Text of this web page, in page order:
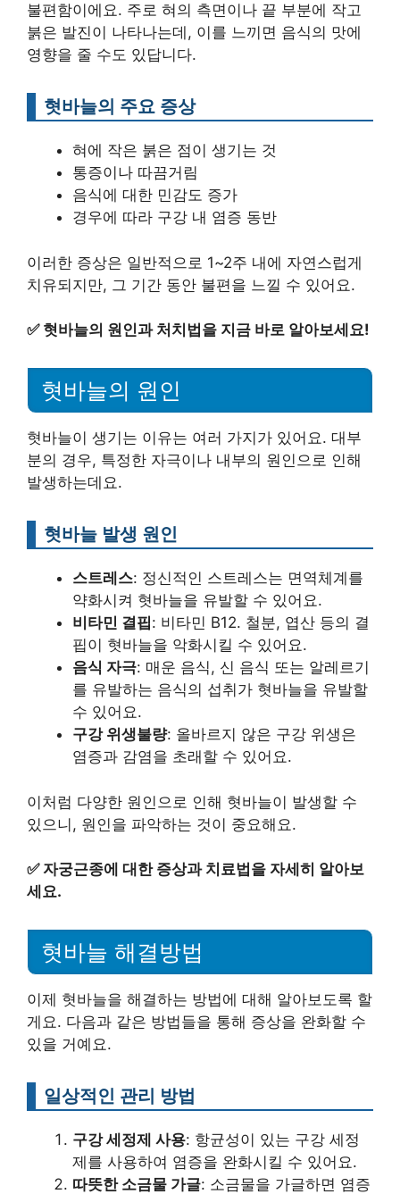
불편함이에요. 주로 혀의 측면이나 끝 부분에 작고
붉은 발진이 나타나는데, 이를 느끼면 음식의 맛에
영향을 줄 수도 있답니다.
혓바늘의 주요 증상
혀에 작은 붉은 점이 생기는 것
통증이나 따끔거림
음식에 대한 민감도 증가
경우에 따라 구강 내 염증 동반
이러한 증상은 일반적으로 1~2주 내에 자연스럽게
치유되지만, 그 기간 동안 불편을 느낄 수 있어요.
✅ 혓바늘의 원인과 처치법을 지금 바로 알아보세요!
혓바늘의 원인
혓바늘이 생기는 이유는 여러 가지가 있어요. 대부
분의 경우, 특정한 자극이나 내부의 원인으로 인해
발생하는데요.
혓바늘 발생 원인
스트레스: 정신적인 스트레스는 면역체계를
약화시켜 혓바늘을 유발할 수 있어요.
비타민 결핍: 비타민 B12. 철분, 엽산 등의 결
핍이 혓바늘을 악화시킬 수 있어요.
음식 자극: 매운 음식, 신 음식 또는 알레르기
를 유발하는 음식의 섭취가 혓바늘을 유발할
수 있어요.
구강 위생불량: 올바르지 않은 구강 위생은
염증과 감염을 초래할 수 있어요.
이처럼 다양한 원인으로 인해 혓바늘이 발생할 수
있으니, 원인을 파악하는 것이 중요해요.
✅ 자궁근종에 대한 증상과 치료법을 자세히 알아보
세요.
혓바늘 해결방법
이제 혓바늘을 해결하는 방법에 대해 알아보도록 할
게요. 다음과 같은 방법들을 통해 증상을 완화할 수
있을 거예요.
일상적인 관리 방법
구강 세정제 사용: 항균성이 있는 구강 세정
제를 사용하여 염증을 완화시킬 수 있어요.
따뜻한 소금물 가글: 소금물을 가글하면 염증